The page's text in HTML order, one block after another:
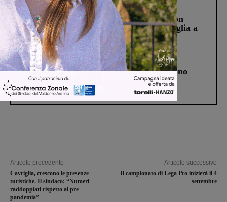
Cronaca 3 Agosto 2026
Scomparso da una struttura di Castiglion
Fiorentino l’uomo che aveva ucciso la figlia a
Levane nel 2020
Cronaca 4 Agosto 2026
Un anno fa la strage in A1 in cui morirono
Gianni, Giulia e Franco. Lo schianto, il
processo, lo stop ai sorpassi fra tir....
Articolo precedente
Cavriglia, crescono le presenze
turistiche. Il sindaco: “Numeri
raddoppiati rispetto al pre-
pandemia”
Articolo successivo
Il campionato di Lega Pro inizierà il 4
settembre